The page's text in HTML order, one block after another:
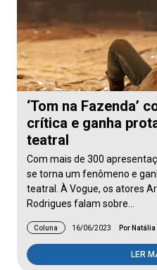
‘Tom na Fazenda’
crítica e ganha
teatral
Com mais de 300
se torna um fenômeno e
teatral. À Vogue, os atores
Rodrigues falam sobre…
Coluna 16/06/2023 Por
LER